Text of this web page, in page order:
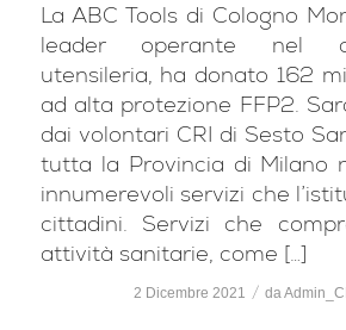
La ABC Tools di Cologno
leader operante nel
utensileria, ha donato 162
ad alta protezione FFP2.
dai volontari CRI di Sesto
tutta la Provincia di Milano
innumerevoli servizi che
cittadini. Servizi che
attività sanitarie, come […]
2 Dicembre 2021 / da